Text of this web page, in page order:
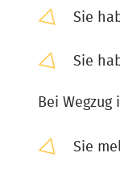
Sie
Sie
Bei Wegzug
Sie